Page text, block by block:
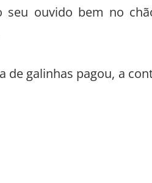
seu ouvido bem no
de galinhas pagou, a